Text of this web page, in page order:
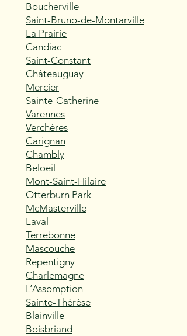
Boucherville
Saint-Bruno-de-Montarville
La Prairie
Candiac
Saint-Constant
Châteauguay
Mercier
Sainte-Catherine
Varennes
Verchères
Carignan
Chambly
Beloeil
Mont-Saint-Hilaire
Otterburn Park
McMasterville
Laval
Terrebonne
Mascouche
Repentigny
Charlemagne
L’Assomption
Sainte-Thérèse
Blainville
Boisbriand